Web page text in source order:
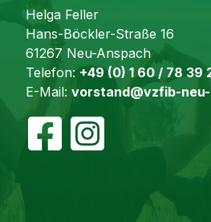
Helga Feller
Hans-Böckler-Straße 16
61267 Neu-Anspach
Telefon: +49 (0) 1 60 / 78 39
E-Mail: vorstand@vzfib-